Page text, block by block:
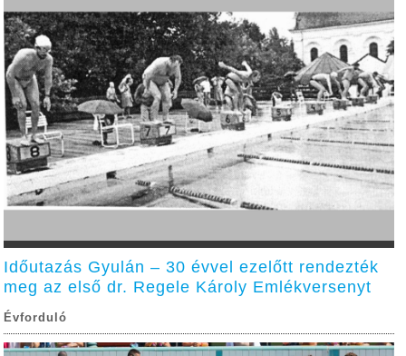
Időutazás Gyulán – 30 évvel ezelőtt rendezték
meg az első dr. Regele Károly Emlékversenyt
Évforduló